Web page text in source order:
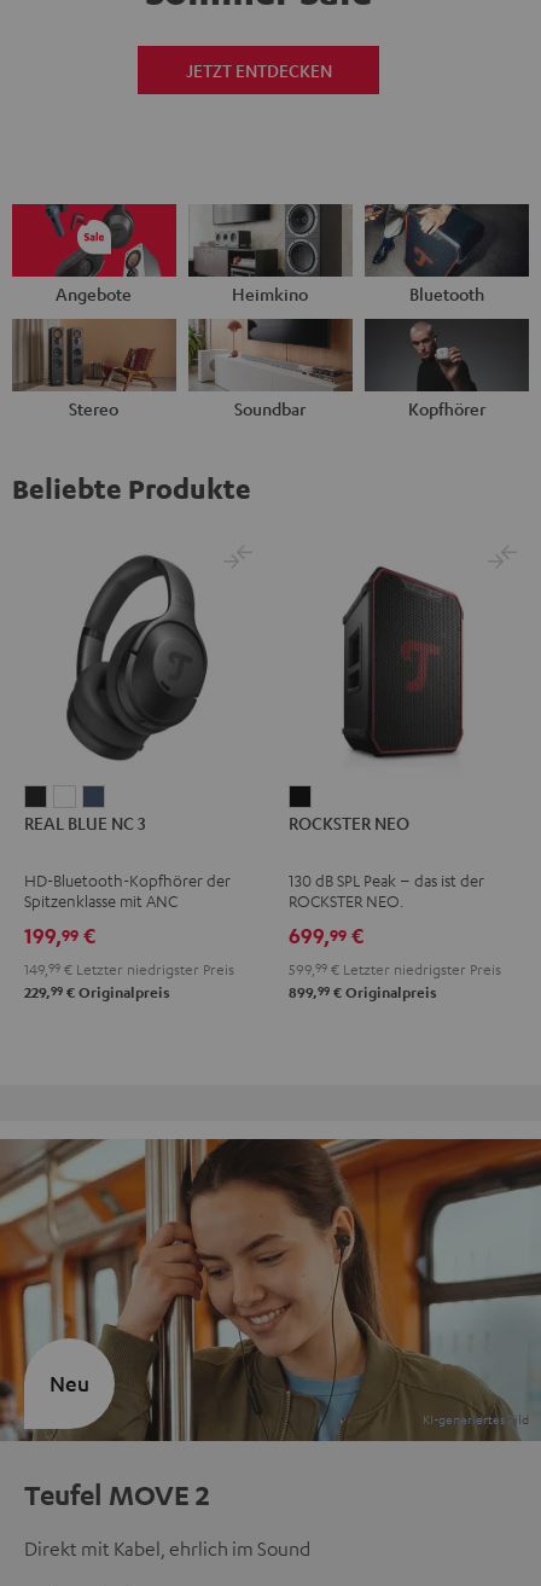
JETZT ENTDECKEN
Angebote Heimkino Bluetooth
Stereo Soundbar Kopfhörer
Beliebte Produkte
BLUE
3
Night
Black
BLUE
3
Pearl
White
BLUE
3
Steel
REAL BLUE NC 3
HD-Bluetooth-Kopfhörer der
Spitzenklasse mit ANC
199,99 €
149, 99 € Letzter niedrigster Preis
229,99 € Originalpreis
NEO
ROCKSTER NEO
130 dB SPL Peak – das ist der
ROCKSTER NEO.
699,99 €
599, 99 € Letzter niedrigster Preis
899,99 € Originalpreis
Teufel MOVE 2
Direkt mit Kabel, ehrlich im Sound
Neu